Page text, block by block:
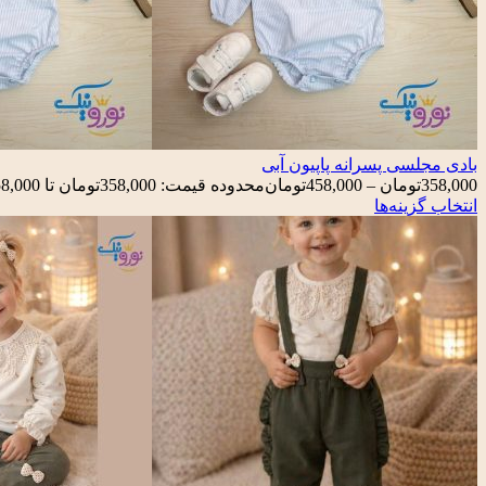
بادی مجلسی پسرانه پاپیون آبی
358,000تومان –
458,000تومانمحدوده قیمت: 358,000تومان تا 458,000تومان
انتخاب گزینه‌ها